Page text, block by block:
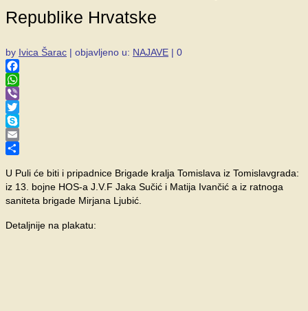
Republike Hrvatske
by Ivica Šarac | objavljeno u: NAJAVE | 0
Facebook
WhatsApp
Viber
Twitter
Skype
Email
U Puli će biti i pripadnice Brigade kralja Tomislava iz Tomislavgrada:
iz 13. bojne HOS-a J.V.F Jaka Sučić i Matija Ivančić a iz ratnoga
saniteta brigade Mirjana Ljubić.
Detaljnije na plakatu: